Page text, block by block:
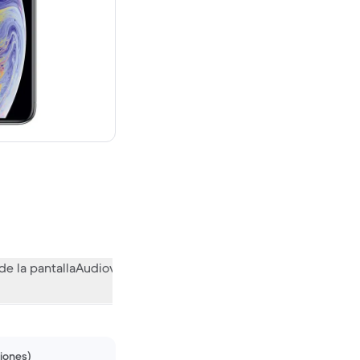
vale 559,00 €
la pantallaAudiovisual